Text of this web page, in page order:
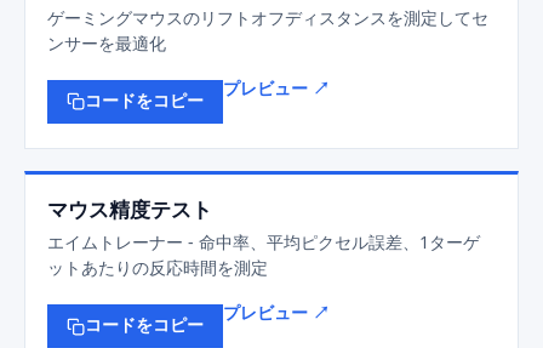
ゲーミングマウスのリフトオフディスタンスを測定してセ
ンサーを最適化
コードをコピー
プレビュー ↗
マウス精度テスト
エイムトレーナー - 命中率、平均ピクセル誤差、1ターゲ
ットあたりの反応時間を測定
コードをコピー
プレビュー ↗